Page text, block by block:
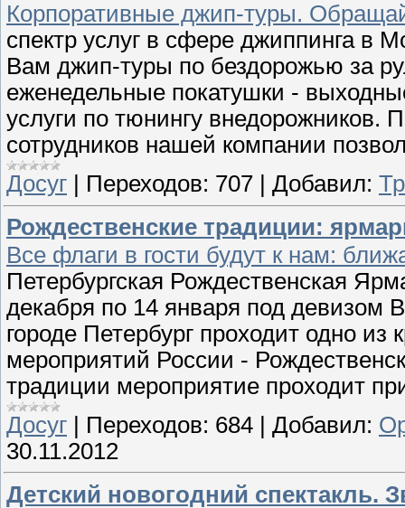
Корпоративные джип-туры.
спектр услуг в сфере джиппинга в
Вам джип-туры по бездорожью за
еженедельные покатушки -
услуги по тюнингу внедорожников.
сотрудников нашей компании
Досуг
Переходов: 707 Добавил:
Рождественские традиции:
Все флаги в гости будут к нам:
Петербургская Рождественская
декабря по 14 января под девизом
городе Петербург проходит одно
мероприятий России -
традиции мероприятие проходит
Досуг
Переходов: 684 Добавил:
30.11.2012
Детский новогодний спектакль.